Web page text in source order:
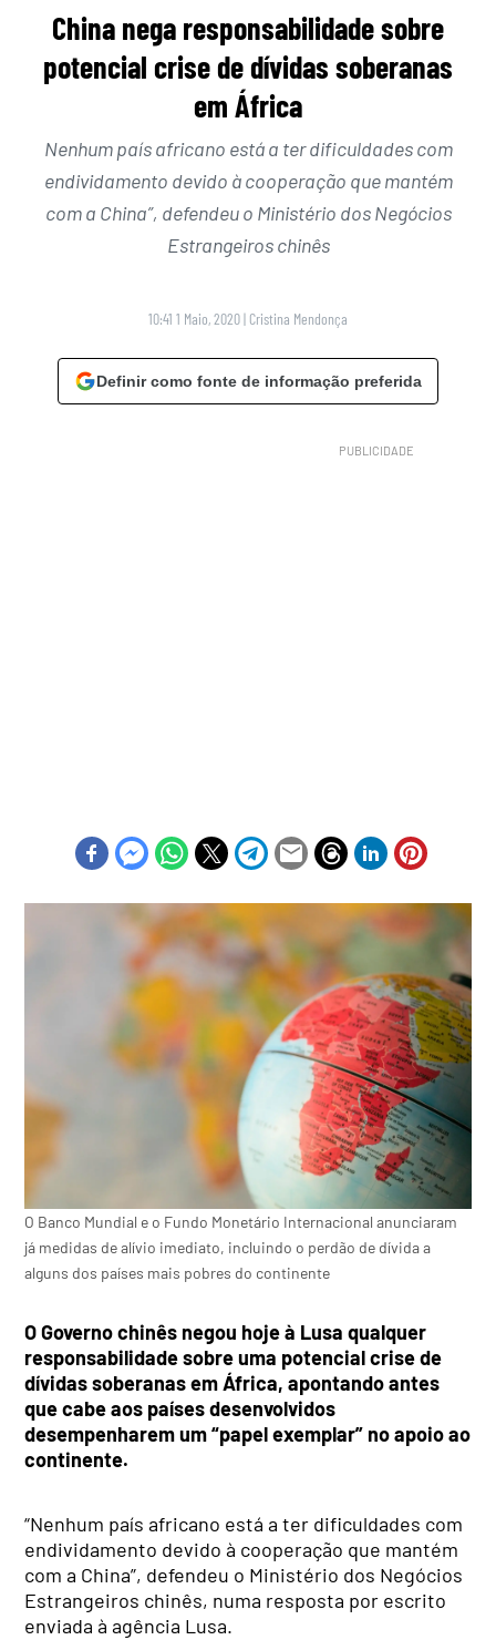
China nega responsabilidade sobre
potencial crise de dívidas soberanas
em África
Nenhum país africano está a ter dificuldades com
endividamento devido à cooperação que mantém
com a China”, defendeu o Ministério dos Negócios
Estrangeiros chinês
10:41 1 Maio, 2020| Cristina Mendonça
Definir como fonte de informação preferida
O Banco Mundial e o Fundo Monetário Internacional anunciaram
já medidas de alívio imediato, incluindo o perdão de dívida a
alguns dos países mais pobres do continente
O Governo chinês negou hoje à Lusa qualquer
responsabilidade sobre uma potencial crise de
dívidas soberanas em África, apontando antes
que cabe aos países desenvolvidos
desempenharem um “papel exemplar” no apoio ao
continente.
“Nenhum país africano está a ter dificuldades com
endividamento devido à cooperação que mantém
com a China”, defendeu o Ministério dos Negócios
Estrangeiros chinês, numa resposta por escrito
enviada à agência Lusa.